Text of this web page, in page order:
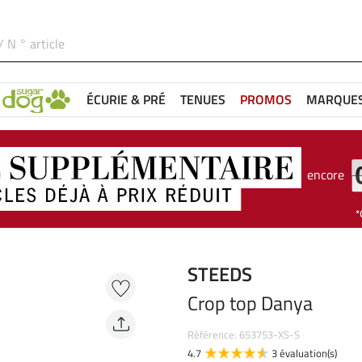
ÉCURIE & PRÉ TENUES PROMOS
encore
STEEDS
Crop top Danya
Référence: 653753-XS-S
4.7
3 évaluation(s)